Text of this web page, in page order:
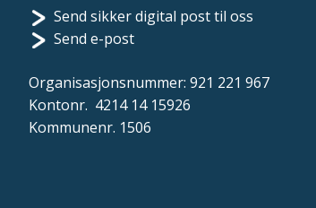
Send sikker digital post til oss
Send e-post
Organisasjonsnummer: 921 221 967
Kontonr. 4214 14 15926
Kommunenr. 1506